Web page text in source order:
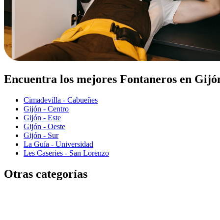
Encuentra los mejores Fontaneros en
Cimadevilla - Cabueñes
Gijón - Centro
Gijón - Este
Gijón - Oeste
Gijón - Sur
La Guía - Universidad
Les Caseries - San Lorenzo
Otras categorías